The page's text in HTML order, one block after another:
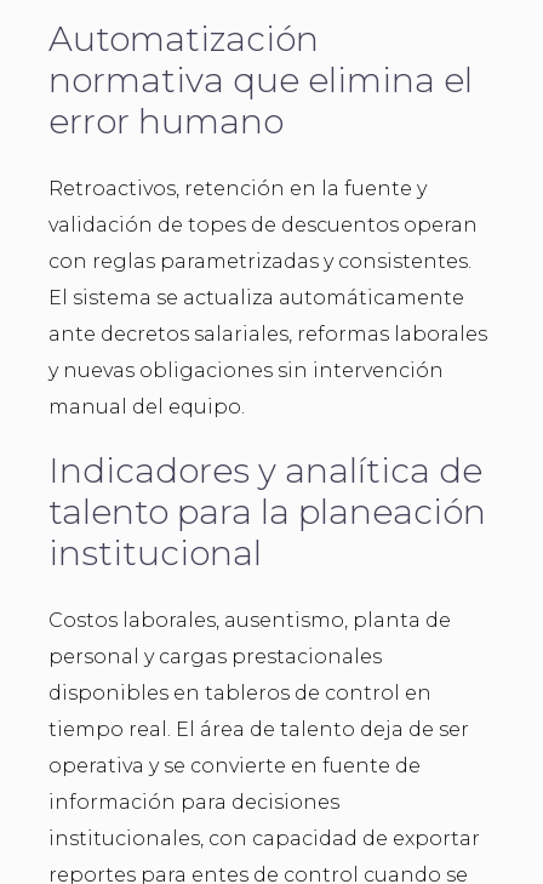
Automatización
normativa que elimina el
error humano
Retroactivos, retención en la fuente y
validación de topes de descuentos operan
con reglas parametrizadas y consistentes.
El sistema se actualiza automáticamente
ante decretos salariales, reformas laborales
y nuevas obligaciones sin intervención
manual del equipo.
Indicadores y analítica de
talento para la planeación
institucional
Costos laborales, ausentismo, planta de
personal y cargas prestacionales
disponibles en tableros de control en
tiempo real. El área de talento deja de ser
operativa y se convierte en fuente de
información para decisiones
institucionales, con capacidad de exportar
reportes para entes de control cuando se